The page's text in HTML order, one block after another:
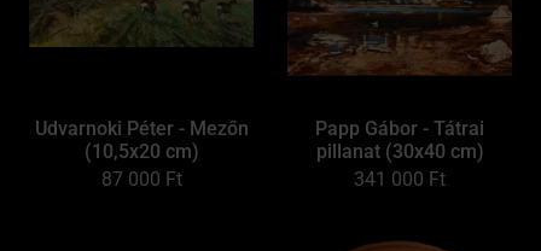
Udvarnoki Péter - Mezőn
(10,5x20 cm)
87 000 Ft
Papp Gábor - Tátrai
pillanat (30x40 cm)
341 000 Ft